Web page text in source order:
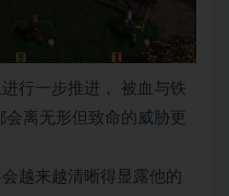
行一步推进， 被血与铁
离无形但致命的威胁更
越来越清晰得显露他的